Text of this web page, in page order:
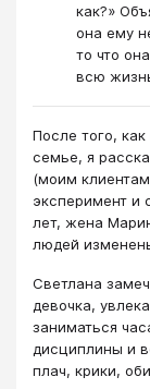
как?»
она ему
то что
всю
После того,
семье, я
(моим
эксперимент и
лет, жена
людей
Светлана
девочка,
заниматься
дисциплины и
плач, крики,